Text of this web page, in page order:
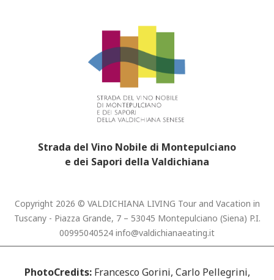
Strada del Vino Nobile di Montepulciano
e dei Sapori della Valdichiana
Copyright 2026 © VALDICHIANA LIVING Tour and Vacation in
Tuscany - Piazza Grande, 7 – 53045 Montepulciano (Siena) P.I.
00995040524 info@valdichianaeating.it
PhotoCredits: Francesco Gorini, Carlo Pellegrini,